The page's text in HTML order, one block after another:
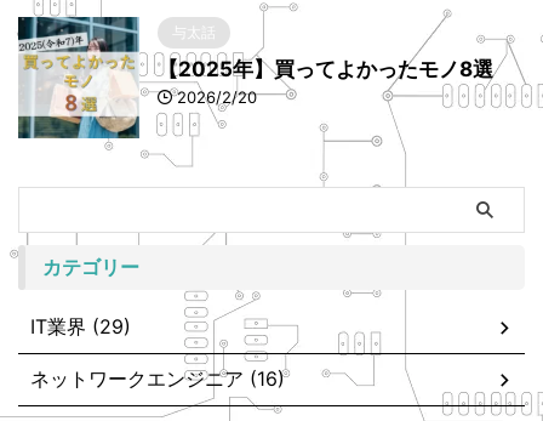
与太話
【2025年】買ってよかったモノ8選
2026/2/20
カテゴリー
IT業界 (29)
ネットワークエンジニア (16)